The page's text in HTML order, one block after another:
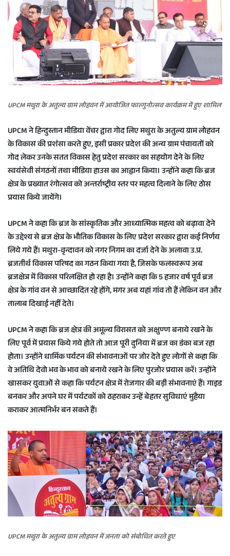
UPCM मथुरा के अतुल्य ग्राम लोहवन में आयोजित फाल्गुनोत्सव कार्यक्रम में हुए शामिल
UPCM ने हिन्दुस्तान मीडिया वेंचर द्वारा गोद लिए मथुरा के अतुल्य ग्राम लोहवन
के विकास की प्रशंसा करते हुए, इसी प्रकार प्रदेश की अन्य ग्राम पंचायतों को
गोद लेकर उनके सतत विकास हेतु प्रदेश सरकार का सहयोग देने के लिए
स्वयंसेवी संगठनों तथा मीडिया हाउस का आह्वान किया। उन्होंने कहा कि ब्रज
क्षेत्र के प्रख्यात रंगोत्सव को अन्तर्राष्ट्रीय स्तर पर महत्व दिलाने के लिए ठोस
प्रयास किये जायेंगे।
UPCM ने कहा कि ब्रज के सांस्कृतिक और आध्यात्मिक महत्व को बढ़ावा देने
के उद्देश्य से ब्रज क्षेत्र के भौतिक विकास के लिए प्रदेश सरकार द्वारा कई निर्णय
लिये गये हैं। मथुरा-वृन्दावन को नगर निगम का दर्जा देने के अलावा उ.प्र.
ब्रजतीर्थ विकास परिषद का गठन किया गया है, जिसके फलस्वरूप अब
ब्रजक्षेत्र में विकास परिलक्षित हो रहा है। उन्होंने कहा कि 5 हजार वर्ष पूर्व ब्रज
क्षेत्र के गांव वन से आच्छादित रहे होंगे, मगर अब यहां गांव तो हैं लेकिन वन और
तालाब दिखाई नहीं देते।
UPCM ने कहा कि ब्रज क्षेत्र की अमूल्य विरासत को अक्षुण्ण बनाये रखने के
लिए पूर्व में प्रयास किये गये होते तो आज पूरी दुनिया में ब्रज का डंका बज रहा
होता। उन्होंने धार्मिक पर्यटन की संभावनाओं पर जोर देते हुए लोगों से कहा कि
वे अतिथि देवो भव के भाव को बनाये रखने के लिए पुरजोर प्रयास करें। उन्होंने
खासकर युवाओं से कहा कि पर्यटन क्षेत्र में रोजगार की बड़ी संभावनाएं हैं। गाइड
बनकर और अपने घर में पर्यटकों को ठहराकर उन्हें बेहतर सुविधाएं मुहैया
कराकर आत्मनिर्भर बन सकते हैं।
UPCM मथुरा के अतुल्य ग्राम लोहवन में जनता को संबोधित करते हुए